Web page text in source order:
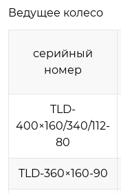
Ведущее колесо
серийный
номер
TLD-
400×160/340/112-
80
TLD-360×160-90